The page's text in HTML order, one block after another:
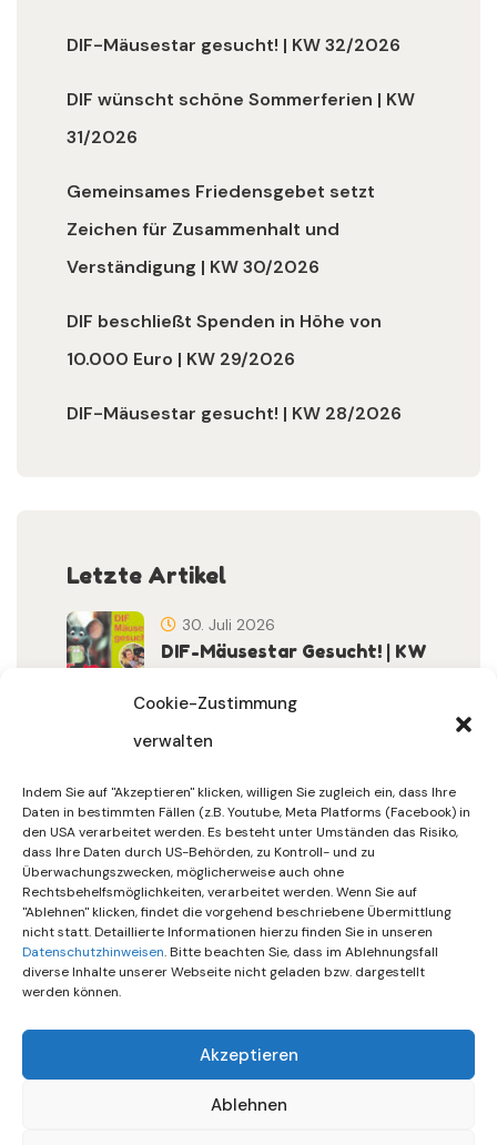
Cookie-Zustimmung
verwalten
Indem Sie auf "Akzeptieren" klicken, willigen Sie zugleich ein, dass Ihre
Daten in bestimmten Fällen (z.B. Youtube, Meta Platforms (Facebook) in
den USA verarbeitet werden. Es besteht unter Umständen das Risiko,
dass Ihre Daten durch US-Behörden, zu Kontroll- und zu
Überwachungszwecken, möglicherweise auch ohne
Rechtsbehelfsmöglichkeiten, verarbeitet werden. Wenn Sie auf
"Ablehnen" klicken, findet die vorgehend beschriebene Übermittlung
nicht statt. Detaillierte Informationen hierzu finden Sie in unseren
Datenschutzhinweisen. Bitte beachten Sie, dass im Ablehnungsfall
diverse Inhalte unserer Webseite nicht geladen bzw. dargestellt
werden können.
Akzeptieren
Ablehnen
DIF-Mäusestar gesucht! | KW 32/2026
DIF wünscht schöne Sommerferien | KW
31/2026
Gemeinsames Friedensgebet setzt
Zeichen für Zusammenhalt und
Verständigung | KW 30/2026
DIF beschließt Spenden in Höhe von
10.000 Euro | KW 29/2026
DIF-Mäusestar gesucht! | KW 28/2026
Letzte Artikel
DIF-Mäusestar Gesucht! | KW
30. Juli 2026
Sommerferien | KW 31/…
30. Juli 2026
Gemeinsames Friedensgebet
Setzt Zeichen …
15. Juli 2026